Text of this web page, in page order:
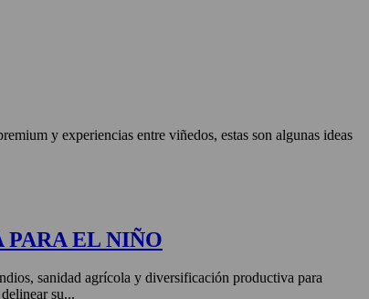
y experiencias entre viñedos, estas son algunas ideas
PARA EL NIÑO
sanidad agrícola y diversificación productiva para
su...